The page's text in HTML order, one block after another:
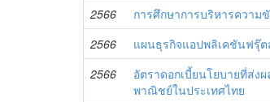
2566 การศึกษาการบริหารความ
2566
แผนธุรกิจแอปพลิเคชันฟรุ๊
2566
อัตราดอกเบี้ยนโยบายที่ส่ง
พาณิชย์ในประเทศไทย